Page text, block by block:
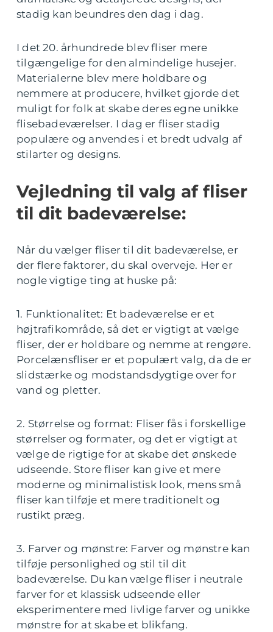
stadig kan beundres den dag i dag.
I det 20. århundrede blev fliser mere
tilgængelige for den almindelige husejer.
Materialerne blev mere holdbare og
nemmere at producere, hvilket gjorde det
muligt for folk at skabe deres egne unikke
flisebadeværelser. I dag er fliser stadig
populære og anvendes i et bredt udvalg af
stilarter og designs.
Vejledning til valg af fliser
til dit badeværelse:
Når du vælger fliser til dit badeværelse, er
der flere faktorer, du skal overveje. Her er
nogle vigtige ting at huske på:
1. Funktionalitet: Et badeværelse er et
højtrafikområde, så det er vigtigt at vælge
fliser, der er holdbare og nemme at rengøre.
Porcelænsfliser er et populært valg, da de er
slidstærke og modstandsdygtige over for
vand og pletter.
2. Størrelse og format: Fliser fås i forskellige
størrelser og formater, og det er vigtigt at
vælge de rigtige for at skabe det ønskede
udseende. Store fliser kan give et mere
moderne og minimalistisk look, mens små
fliser kan tilføje et mere traditionelt og
rustikt præg.
3. Farver og mønstre: Farver og mønstre kan
tilføje personlighed og stil til dit
badeværelse. Du kan vælge fliser i neutrale
farver for et klassisk udseende eller
eksperimentere med livlige farver og unikke
mønstre for at skabe et blikfang.